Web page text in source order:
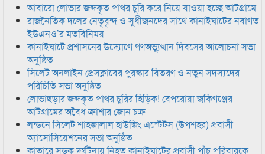
আবারো লোভার জব্দকৃত পাথর চুরি করে নিয়ে যাওয়া হচ্ছে আটগ্রামে
রাজনৈতিক দলের নেতৃবৃন্দ ও সুধীজনদের সাথে কানাইঘাটের নবাগত
ইউএনও’র মতবিনিময়
কানাইঘাটে প্রশাসনের উদ্যোগে গণঅভ্যুত্থান দিবসের আলোচনা সভা
অনুষ্ঠিত
সিলেট অনলাইন প্রেসক্লাবের পুরস্কার বিতরণ ও নতুন সদস্যদের
পরিচিতি সভা অনুষ্ঠিত
লোভাছড়ার জব্দকৃত পাথর চুরির হিড়িক! বেপরোয়া জকিগঞ্জের
আটগ্রামের অবৈধ ক্রাশার জোন চক্র
লন্ডনে সিলেট শাহজালাল হাউজিং এস্টেটস (উপশহর) প্রবাসী
অ্যাসোসিয়েশনের সভা অনুষ্ঠিত
কাতারে সড়ক দুর্ঘটনায় নিহত কানাইঘাটের প্রবাসী পাঁচ পরিবারকে